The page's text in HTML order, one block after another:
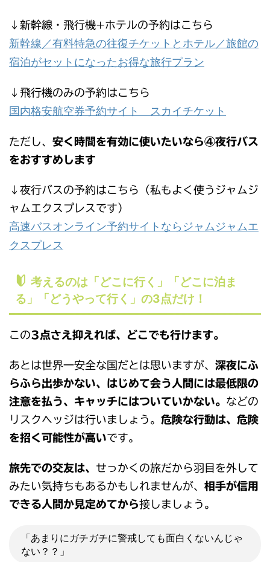
↓新幹線・飛行機+ホテルの予約はこちら
新幹線／有料特急の往復チケットとホテル／旅館の
宿泊がセットになったお得な旅行プラン
↓飛行機のみの予約はこちら
国内格安航空券予約サイト スカイチケット
ただし、 安く時間を有効に使いたいなら④夜行バス
をおすすめします
↓夜行バスの予約はこちら（私もよく使うジャムジ
ャムエクスプレスです）
高速バスオンライン予約サイトならジャムジャムエ
クスプレス
考えるのは「どこに行く」「どこに泊ま
る」「どうやって行く」の3点だけ！
この3点さえ抑えれば、どこでも行けます。
あとは世界一安全な国だとは思いますが、 深夜にふ
らふら出歩かない、はじめて会う人間には最低限の
注意を払う、キャッチにはついていかない。 などの
リスクヘッジは行いましょう。 危険な行動は、危険
を招く可能性が高いです。
旅先での交友は、 せっかくの旅だから羽目を外して
みたい気持ちもあるかもしれませんが、 相手が信用
できる人間か見定めてから接しましょう。
「あまりにガチガチに警戒しても面白くないんじゃ
ない？？」